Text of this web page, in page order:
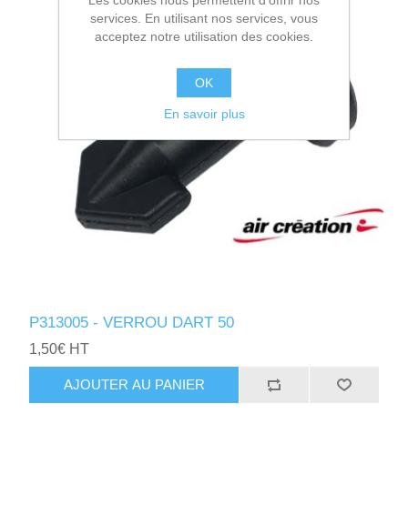
P313005 - VERROU DART 50
1,50€ HT
AJOUTER AU PANIER
services. En utilisant nos services, vous
acceptez notre utilisation des cookies.
OK
En savoir plus